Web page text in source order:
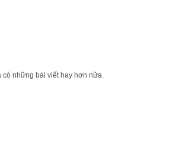
có những bài viết hay hơn nữa.